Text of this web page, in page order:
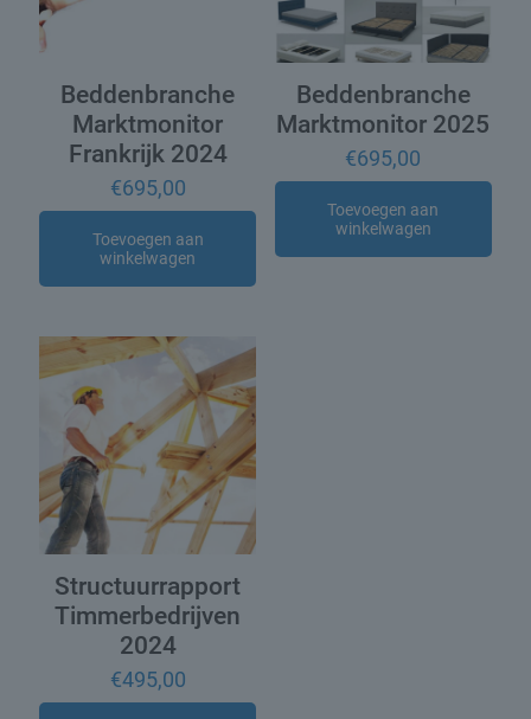
Beddenbranche
Marktmonitor
Frankrijk 2024
€695,00
Toevoegen aan
winkelwagen
Beddenbranche
Marktmonitor 2025
€695,00
Toevoegen aan
winkelwagen
Structuurrapport
Timmerbedrijven
2024
€495,00